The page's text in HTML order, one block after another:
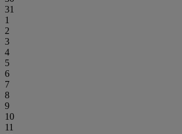
31
1
2
3
4
5
6
7
8
9
10
11